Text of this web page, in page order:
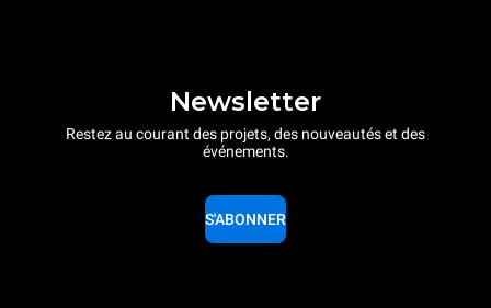
Newsletter
Restez au courant des projets, des nouveautés et des
événements.
S'ABONNER